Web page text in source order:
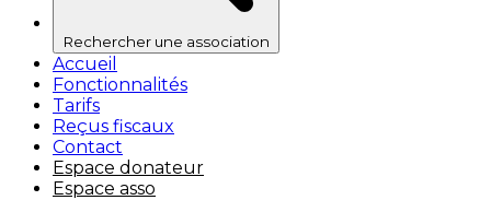
Rechercher une association
Accueil
Fonctionnalités
Tarifs
Reçus fiscaux
Contact
Espace donateur
Espace asso